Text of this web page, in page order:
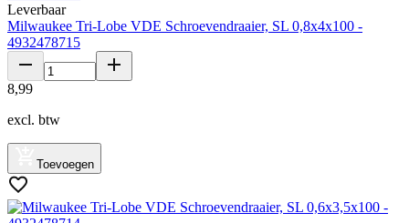
Leverbaar
Milwaukee Tri-Lobe VDE Schroevendraaier, SL 0,8x4x100 -
4932478715
8,99
excl. btw
Toevoegen